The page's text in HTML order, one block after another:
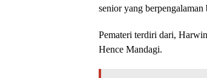
senior yang
Pemateri terdiri dari,
Hence Mandagi.